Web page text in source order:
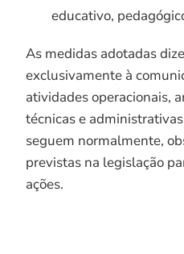
educativo,
As medidas adotadas
exclusivamente à
atividades operacionais,
técnicas e
seguem normalmente,
previstas na legislação
ações.